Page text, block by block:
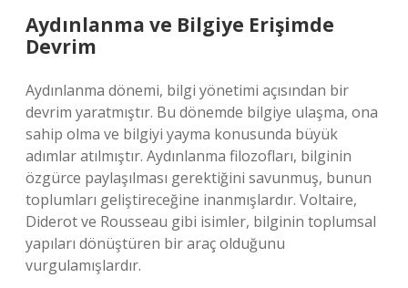
Aydınlanma ve Bilgiye Erişimde
Devrim
Aydınlanma dönemi, bilgi yönetimi açısından bir
devrim yaratmıştır. Bu dönemde bilgiye ulaşma, ona
sahip olma ve bilgiyi yayma konusunda büyük
adımlar atılmıştır. Aydınlanma filozofları, bilginin
özgürce paylaşılması gerektiğini savunmuş, bunun
toplumları geliştireceğine inanmışlardır. Voltaire,
Diderot ve Rousseau gibi isimler, bilginin toplumsal
yapıları dönüştüren bir araç olduğunu
vurgulamışlardır.